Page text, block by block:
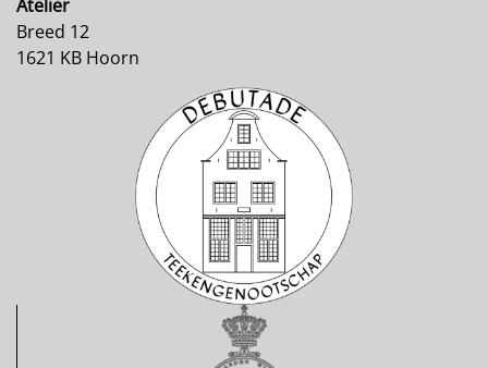
Atelier
Breed 12
1621 KB Hoorn